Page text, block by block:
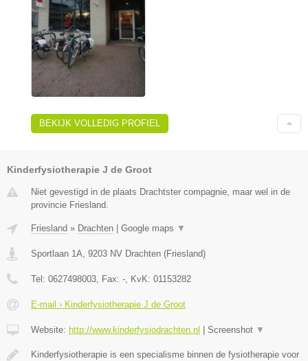
BEKIJK VOLLEDIG PROFIEL
Kinderfysiotherapie J de Groot
Niet gevestigd in de plaats Drachtster compagnie, maar wel in de
provincie Friesland.
Friesland » Drachten Google maps ▼
Sportlaan 1A, 9203 NV Drachten (Friesland)
Tel: 0627498003, Fax: -, KvK: 01153282
E-mail › Kinderfysiotherapie J de Groot
Website: http://www.kinderfysiodrachten.nl Screenshot ▼
Kinderfysiotherapie is een specialisme binnen de fysiotherapie voor